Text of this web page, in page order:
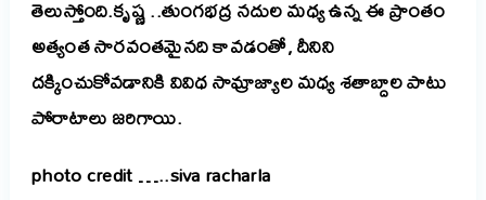
తెలుస్తోంది.కృష్ణ ..తుంగభద్ర నదుల మధ్య ఉన్న ఈ ప్రాంతం
అత్యంత సారవంతమైనది కావడంతో, దీనిని
దక్కించుకోవడానికి వివిధ సామ్రాజ్యాల మధ్య శతాబ్దాల పాటు
పోరాటాలు జరిగాయి.
photo credit …..siva racharla